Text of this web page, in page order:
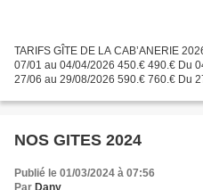
TARIFS GÎTE DE LA CAB’ANERIE
07/01 au 04/04/2026 450.€ 490.€ Du
27/06 au 29/08/2026 590.€ 760.€ Du
NOS GITES 2024
Publié le 01/03/2024 à 07:56
Par Dany